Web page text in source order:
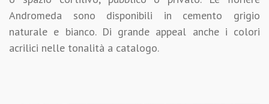
Andromeda sono disponibili in cemento grigio
naturale e bianco. Di grande appeal anche i colori
acrilici nelle tonalità a catalogo.